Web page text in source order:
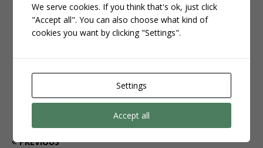
SITE ACESSAR
PREVIOUS
We serve cookies. If you think that's ok, just click
"Accept all". You can also choose what kind of
cookies you want by clicking "Settings".
Settings
Accept all